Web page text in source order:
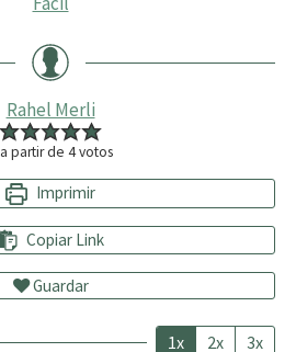
Rahel Merli
a partir de 4votos
Imprimir
Copiar Link
Guardar
1x 2x 3x